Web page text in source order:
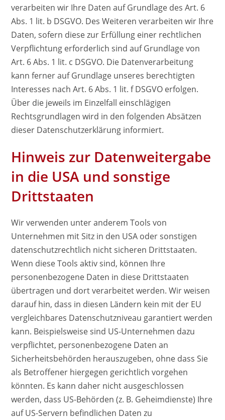
verarbeiten wir Ihre Daten auf Grundlage des Art. 6
Abs. 1 lit. b DSGVO. Des Weiteren verarbeiten wir Ihre
Daten, sofern diese zur Erfüllung einer rechtlichen
Verpflichtung erforderlich sind auf Grundlage von
Art. 6 Abs. 1 lit. c DSGVO. Die Datenverarbeitung
kann ferner auf Grundlage unseres berechtigten
Interesses nach Art. 6 Abs. 1 lit. f DSGVO erfolgen.
Über die jeweils im Einzelfall einschlägigen
Rechtsgrundlagen wird in den folgenden Absätzen
dieser Datenschutzerklärung informiert.
Hinweis zur Datenweitergabe
in die USA und sonstige
Drittstaaten
Wir verwenden unter anderem Tools von
Unternehmen mit Sitz in den USA oder sonstigen
datenschutzrechtlich nicht sicheren Drittstaaten.
Wenn diese Tools aktiv sind, können Ihre
personenbezogene Daten in diese Drittstaaten
übertragen und dort verarbeitet werden. Wir weisen
darauf hin, dass in diesen Ländern kein mit der EU
vergleichbares Datenschutzniveau garantiert werden
kann. Beispielsweise sind US-Unternehmen dazu
verpflichtet, personenbezogene Daten an
Sicherheitsbehörden herauszugeben, ohne dass Sie
als Betroffener hiergegen gerichtlich vorgehen
könnten. Es kann daher nicht ausgeschlossen
werden, dass US-Behörden (z. B. Geheimdienste) Ihre
auf US-Servern befindlichen Daten zu